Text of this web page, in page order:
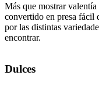
Más que mostrar valentía
convertido en presa fácil
por las distintas
encontrar.
Dulces